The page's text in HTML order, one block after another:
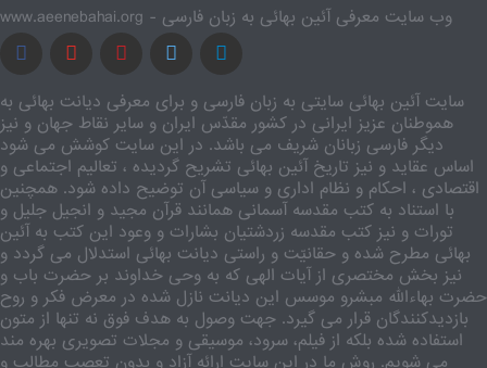
www.aeenebahai.org - وب سایت معرفی آئین بهائی به زبان فارسی
سایت آئین بهائی سایتی به زبان فارسی و برای معرفی دیانت بهائی به
هموطنان عزیز ایرانی در کشور مقدّس ایران و سایر نقاط جهان و نیز
دیگر فارسی زبانان شریف می باشد. در این سایت کوشش می شود
اساس عقاید و نیز تاریخ آئین بهائی تشریح گردیده ، تعالیم اجتماعی و
اقتصادی ، احکام و نظام اداری و سیاسی آن توضیح داده شود. همچنین
با استناد به کتب مقدسه آسمانی همانند قرآن مجید و انجیل جلیل و
تورات و نیز کتب مقدسه زردشتیان بشارات و وعود این کتب به آئین
بهائی مطرح شده و حقانیّت و راستی دیانت بهائی استدلال می گردد و
نیز بخش مختصری از آیات الهی که به وحی خداوند بر حضرت باب و
حضرت بهاءالله مبشرو موسس این دیانت نازل شده در معرض فکر و روح
بازدیدکنندگان قرار می گیرد. جهت وصول به هدف فوق نه تنها از متون
استفاده شده بلکه از فیلم، سرود، موسیقی و مجلات تصویری بهره مند
می شویم. روش ما در این سایت ارائه آزاد و بدون تعصب مطالب و